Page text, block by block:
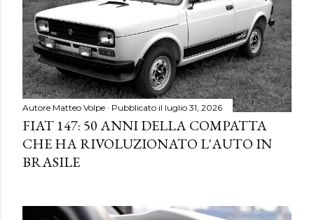
Autore Matteo Volpe Pubblicato il luglio 31, 2026
FIAT 147: 50 ANNI DELLA COMPATTA
CHE HA RIVOLUZIONATO L'AUTO IN
BRASILE